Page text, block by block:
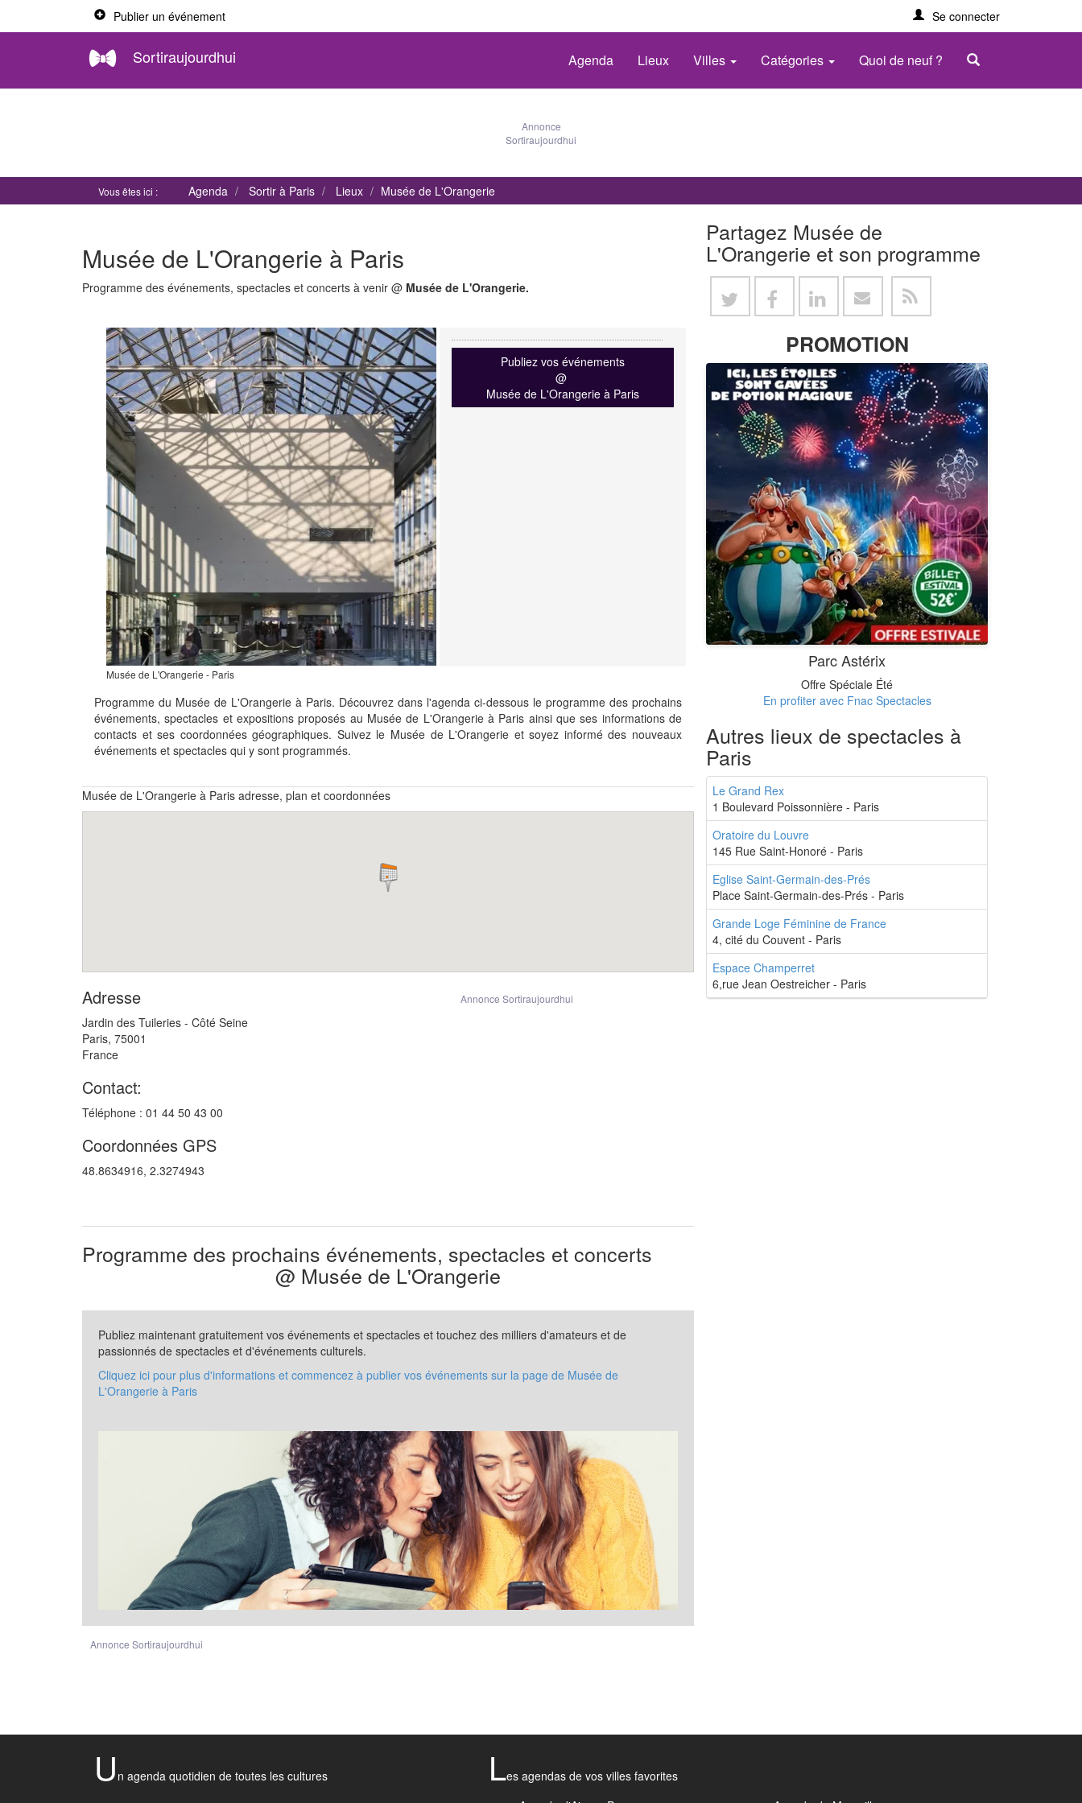
Publier un événement Se connecter
Sortiraujourdhui Agenda Lieux Villes Catégories Quoi de neuf ?
Annonce
Sortiraujourdhui
Vous êtes ici : Agenda Sortir à Paris Lieux Musée de L'Orangerie
Musée de L'Orangerie à Paris
Programme des événements, spectacles et concerts à venir @ Musée de L'Orangerie.
Musée de L'Orangerie - Paris
Publiez vos événements
@
Musée de L'Orangerie à Paris
Programme du Musée de L'Orangerie à Paris. Découvrez dans l'agenda ci-dessous le programme des prochains
événements, spectacles et expositions proposés au Musée de L'Orangerie à Paris ainsi que ses informations de
contacts et ses coordonnées géographiques. Suivez le Musée de L'Orangerie et soyez informé des nouveaux
événements et spectacles qui y sont programmés.
Musée de L'Orangerie à Paris adresse, plan et coordonnées
Annonce Sortiraujourdhui
Adresse
Jardin des Tuileries - Côté Seine
Paris, 75001
France
Contact:
Téléphone : 01 44 50 43 00
Coordonnées GPS
48.8634916, 2.3274943
Programme des prochains événements, spectacles et concerts
@ Musée de L'Orangerie
Publiez maintenant gratuitement vos événements et spectacles et touchez des milliers d'amateurs et de
passionnés de spectacles et d'événements culturels.
Cliquez ici pour plus d'informations et commencez à publier vos événements sur la page de Musée de
L'Orangerie à Paris
Annonce Sortiraujourdhui
Partagez Musée de
L'Orangerie et son programme
PROMOTION
Parc Astérix
Offre Spéciale Été
En profiter avec Fnac Spectacles
Autres lieux de spectacles à
Paris
Le Grand Rex
1 Boulevard Poissonnière - Paris
Oratoire du Louvre
145 Rue Saint-Honoré - Paris
Eglise Saint-Germain-des-Prés
Place Saint-Germain-des-Prés - Paris
Grande Loge Féminine de France
4, cité du Couvent - Paris
Espace Champerret
6,rue Jean Oestreicher - Paris
U n agenda quotidien de toutes les cultures Les agendas de vos villes favorites